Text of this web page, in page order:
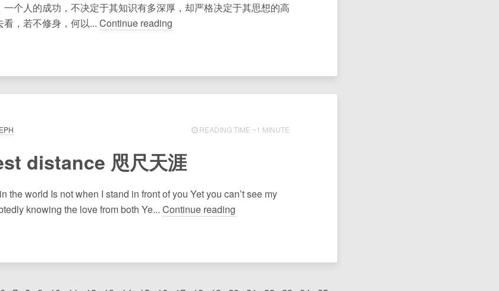
个人的成功，不决定于其知识有多深厚，却严格决定于其思想的高
，若不修身，何以... Continue reading
READING TIME ~1 MINUTE
distance 咫尺天涯
the world Is not when I stand in front of you Yet you can’t see my
knowing the love from both Ye... Continue reading